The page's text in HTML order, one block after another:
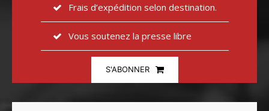
Frais d’expédition selon destination.
Vous soutenez la presse libre
S'ABONNER